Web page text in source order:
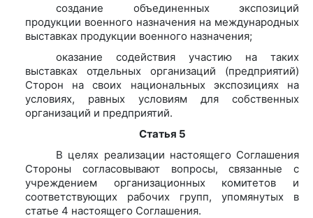
создание объединенных экспозиций
продукции военного назначения на международных
выставках продукции военного назначения;
оказание содействия участию на таких
выставках отдельных организаций (предприятий)
Сторон на своих национальных экспозициях на
условиях, равных условиям для собственных
организаций и предприятий.
Статья 5
В целях реализации настоящего Соглашения
Стороны согласовывают вопросы, связанные с
учреждением организационных комитетов и
соответствующих рабочих групп, упомянутых в
статье 4 настоящего Соглашения.